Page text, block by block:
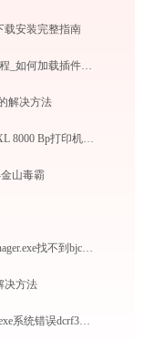
安装完整指南
疯歌音效平台VST插件/补丁安装教程_如何加载插件效果包
解决方法
如何轻松下载和安装HP PageWide XL 8000 Bp打印机驱动？跟着这篇指南走
山毒霸
SecureAccess管理服务程序 打开manager.exe找不到bjca_api.dll怎么办
决方法
普天身份证阅读器软件 CardReader.exe系统错误dcrf32.dll丢失如何解决